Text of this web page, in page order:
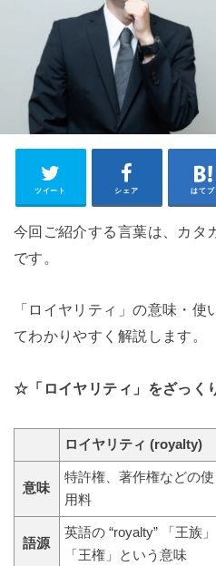
ツイート シェア はてブ
今回ご紹介する言葉は、カタ
です。
「ロイヤリティ」の意味・
てわかりやすく解説します。
☆「ロイヤリティ」をざっ
ロイヤリティ (royalty)
意味
特許権、著作権などの使
用料
語源
英語の “royalty” 「王族」
「王権」という意味